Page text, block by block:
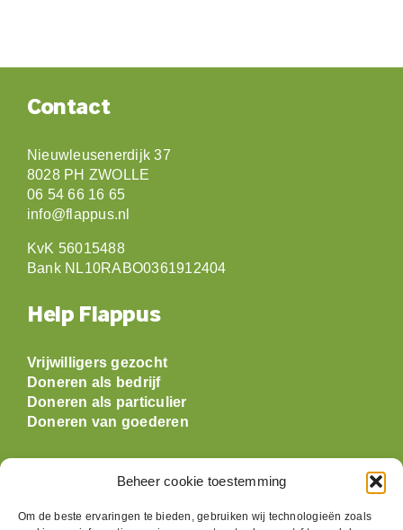
Beheer cookie toestemming
Om de beste ervaringen te bieden, gebruiken wij technologieën zoals
Contact
Nieuwleusenerdijk 37
8028 PH ZWOLLE
06 54 66 16 65
info@flappus.nl
KvK 56015488
Bank NL10RABO0361912404
Help Flappus
Vrijwilligers gezocht
Doneren als bedrijf
Doneren als particulier
Doneren van goederen
Maandag: gesloten